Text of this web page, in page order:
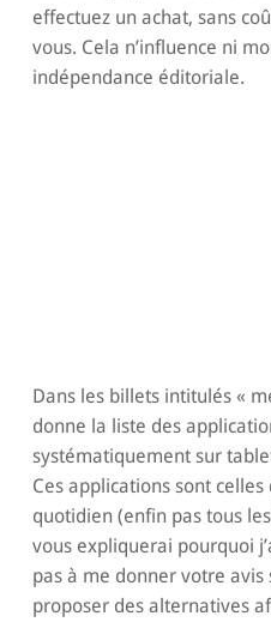
effectuez un achat, sans
vous. Cela n’influence ni
indépendance éditoriale.
Dans les billets intitulés «
donne la liste des
systématiquement sur
Ces applications sont celles
quotidien (enfin pas tous
vous expliquerai pourquoi
pas à me donner votre avis
proposer des alternatives